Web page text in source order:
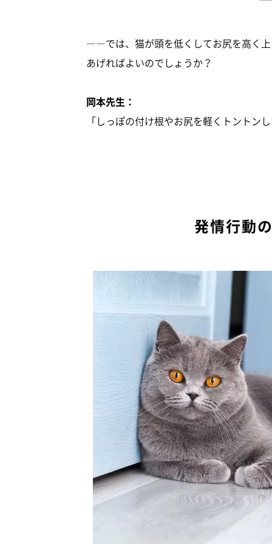
――では、猫が頭を低くしてお尻を高く
あげればよいのでしょうか？
岡本先生：
「しっぽの付け根やお尻を軽くトントン
発情行動